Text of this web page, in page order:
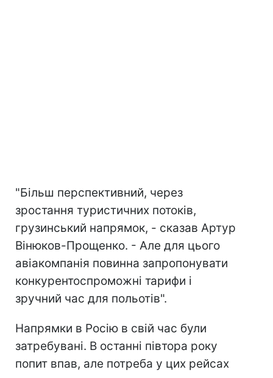
"Більш перспективний, через
зростання туристичних потоків,
грузинський напрямок, - сказав Артур
Вінюков-Прощенко. - Але для цього
авіакомпанія повинна запропонувати
конкурентоспроможні тарифи і
зручний час для польотів".
Напрямки в Росію в свій час були
затребувані. В останні півтора року
попит впав, але потреба у цих рейсах